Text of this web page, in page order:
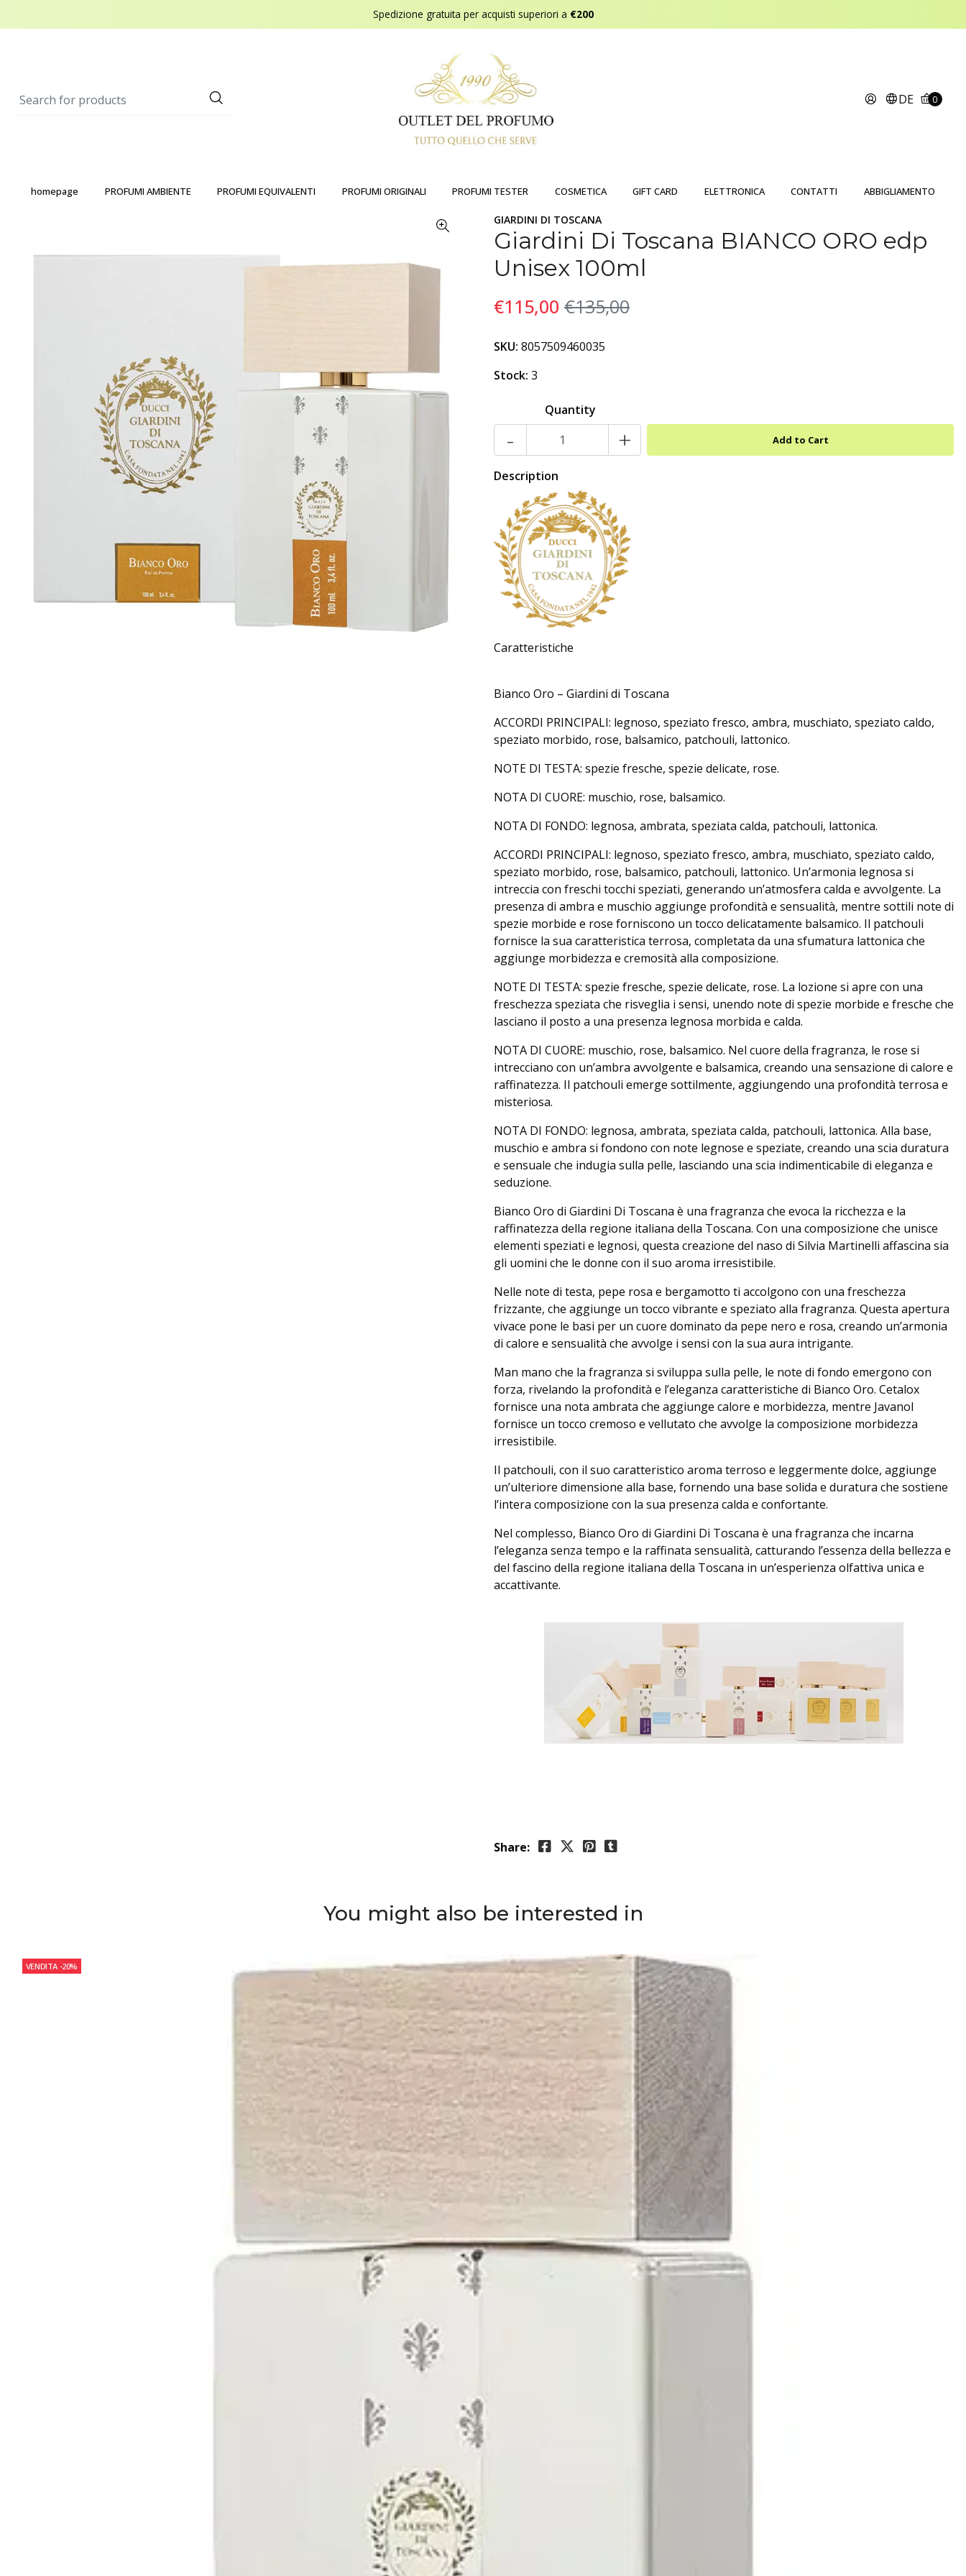
Spedizione gratuita per acquisti superiori a €200
DE 0
homepage PROFUMI AMBIENTE PROFUMI EQUIVALENTI PROFUMI ORIGINALI PROFUMI TESTER COSMETICA GIFT CARD ELETTRONICA CONTATTI ABBIGLIAMENTO
GIARDINI DI TOSCANA
Giardini Di Toscana BIANCO ORO edp
Unisex 100ml
€115,00 €135,00
SKU: 8057509460035
Stock: 3
Quantity
- +
Description
Caratteristiche
Bianco Oro – Giardini di Toscana
ACCORDI PRINCIPALI: legnoso, speziato fresco, ambra, muschiato, speziato caldo,
speziato morbido, rose, balsamico, patchouli, lattonico.
NOTE DI TESTA: spezie fresche, spezie delicate, rose.
NOTA DI CUORE: muschio, rose, balsamico.
NOTA DI FONDO: legnosa, ambrata, speziata calda, patchouli, lattonica.
ACCORDI PRINCIPALI: legnoso, speziato fresco, ambra, muschiato, speziato caldo,
speziato morbido, rose, balsamico, patchouli, lattonico. Un’armonia legnosa si
intreccia con freschi tocchi speziati, generando un’atmosfera calda e avvolgente. La
presenza di ambra e muschio aggiunge profondità e sensualità, mentre sottili note di
spezie morbide e rose forniscono un tocco delicatamente balsamico. Il patchouli
fornisce la sua caratteristica terrosa, completata da una sfumatura lattonica che
aggiunge morbidezza e cremosità alla composizione.
NOTE DI TESTA: spezie fresche, spezie delicate, rose. La lozione si apre con una
freschezza speziata che risveglia i sensi, unendo note di spezie morbide e fresche che
lasciano il posto a una presenza legnosa morbida e calda.
NOTA DI CUORE: muschio, rose, balsamico. Nel cuore della fragranza, le rose si
intrecciano con un’ambra avvolgente e balsamica, creando una sensazione di calore e
raffinatezza. Il patchouli emerge sottilmente, aggiungendo una profondità terrosa e
misteriosa.
NOTA DI FONDO: legnosa, ambrata, speziata calda, patchouli, lattonica. Alla base,
muschio e ambra si fondono con note legnose e speziate, creando una scia duratura
e sensuale che indugia sulla pelle, lasciando una scia indimenticabile di eleganza e
seduzione.
Bianco Oro di Giardini Di Toscana è una fragranza che evoca la ricchezza e la
raffinatezza della regione italiana della Toscana. Con una composizione che unisce
elementi speziati e legnosi, questa creazione del naso di Silvia Martinelli affascina sia
gli uomini che le donne con il suo aroma irresistibile.
Nelle note di testa, pepe rosa e bergamotto ti accolgono con una freschezza
frizzante, che aggiunge un tocco vibrante e speziato alla fragranza. Questa apertura
vivace pone le basi per un cuore dominato da pepe nero e rosa, creando un’armonia
di calore e sensualità che avvolge i sensi con la sua aura intrigante.
Man mano che la fragranza si sviluppa sulla pelle, le note di fondo emergono con
forza, rivelando la profondità e l’eleganza caratteristiche di Bianco Oro. Cetalox
fornisce una nota ambrata che aggiunge calore e morbidezza, mentre Javanol
fornisce un tocco cremoso e vellutato che avvolge la composizione morbidezza
irresistibile.
Il patchouli, con il suo caratteristico aroma terroso e leggermente dolce, aggiunge
un’ulteriore dimensione alla base, fornendo una base solida e duratura che sostiene
l’intera composizione con la sua presenza calda e confortante.
Nel complesso, Bianco Oro di Giardini Di Toscana è una fragranza che incarna
l’eleganza senza tempo e la raffinata sensualità, catturando l’essenza della bellezza e
del fascino della regione italiana della Toscana in un’esperienza olfattiva unica e
accattivante.
Share:
You might also be interested in
VENDITA -20%